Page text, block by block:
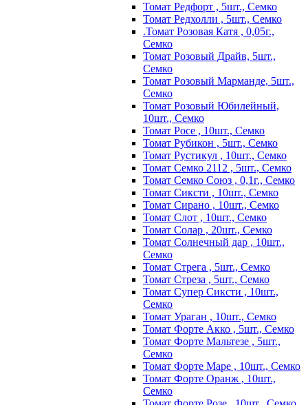
Томат Редфорт , 5шт., Семко
Томат Редхолли , 5шт., Семко
.Томат Розовая Катя , 0,05г.,
Семко
Томат Розовый Драйв, 5шт.,
Семко
Томат Розовый Марманде, 5шт.,
Семко
Томат Розовый Юбилейный,
10шт., Семко
Томат Росе , 10шт., Семко
Томат Рубикон , 5шт., Семко
Томат Рустикул , 10шт., Семко
Томат Семко 2112 , 5шт., Семко
Томат Семко Союз , 0,1г., Семко
Томат Сиксти , 10шт., Семко
Томат Сирано , 10шт., Семко
Томат Слот , 10шт., Семко
Томат Солар , 20шт., Семко
Томат Солнечный дар , 10шт.,
Семко
Томат Стрега , 5шт., Семко
Томат Стреза , 5шт., Семко
Томат Супер Сиксти , 10шт.,
Семко
Томат Ураган , 10шт., Семко
Томат Форте Акко , 5шт., Семко
Томат Форте Мальтезе , 5шт.,
Семко
Томат Форте Маре , 10шт., Семко
Томат Форте Оранж , 10шт.,
Семко